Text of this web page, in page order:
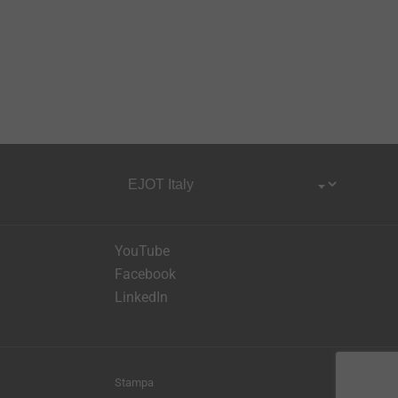
YouTube
Facebook
LinkedIn
Stampa